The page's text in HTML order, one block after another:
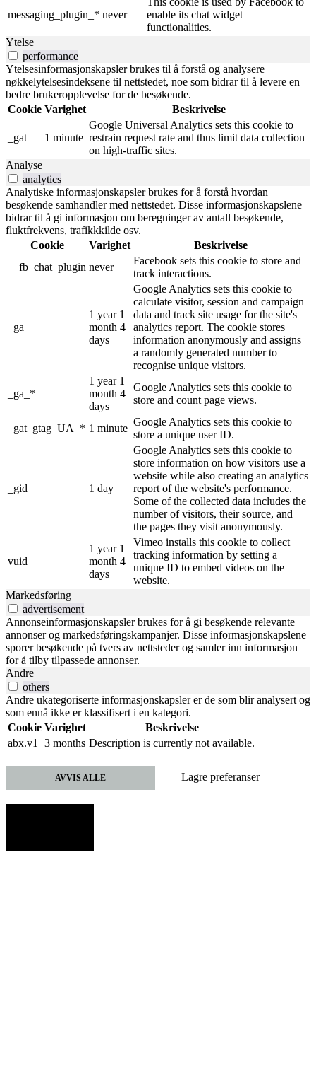
messaging_plugin_* never
enable its chat widget
functionalities.
Ytelse
performance
Ytelsesinformasjonskapsler brukes til å forstå og analysere
nøkkelytelsesindeksene til nettstedet, noe som bidrar til å levere en
bedre brukeropplevelse for de besøkende.
Cookie Varighet Beskrivelse
_gat 1 minute
Google Universal Analytics sets this cookie to
restrain request rate and thus limit data collection
on high-traffic sites.
Analyse
analytics
Analytiske informasjonskapsler brukes for å forstå hvordan
besøkende samhandler med nettstedet. Disse informasjonskapslene
bidrar til å gi informasjon om beregninger av antall besøkende,
fluktfrekvens, trafikkkilde osv.
Cookie
Varighet
Beskrivelse
__fb_chat_plugin never
Facebook sets this cookie to store and
track interactions.
_ga
1 year 1
month 4
days
Google Analytics sets this cookie to
calculate visitor, session and campaign
data and track site usage for the site's
analytics report. The cookie stores
information anonymously and assigns
a randomly generated number to
recognise unique visitors.
_ga_*
1 year 1
month 4
days
Google Analytics sets this cookie to
store and count page views.
_gat_gtag_UA_* 1 minute
Google Analytics sets this cookie to
store a unique user ID.
_gid 1 day
Google Analytics sets this cookie to
store information on how visitors use a
website while also creating an analytics
report of the website's performance.
Some of the collected data includes the
number of visitors, their source, and
the pages they visit anonymously.
vuid
1 year 1
month 4
days
Vimeo installs this cookie to collect
tracking information by setting a
unique ID to embed videos on the
website.
Markedsføring
advertisement
Annonseinformasjonskapsler brukes for å gi besøkende relevante
annonser og markedsføringskampanjer. Disse informasjonskapslene
sporer besøkende på tvers av nettsteder og samler inn informasjon
for å tilby tilpassede annonser.
Andre
others
Andre ukategoriserte informasjonskapsler er de som blir analysert og
som ennå ikke er klassifisert i en kategori.
Cookie Varighet
Beskrivelse
abx.v1
3 months Description is currently not available.
AVVIS ALLE Lagre preferanser